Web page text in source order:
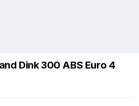
Dink 300 ABS Euro 4